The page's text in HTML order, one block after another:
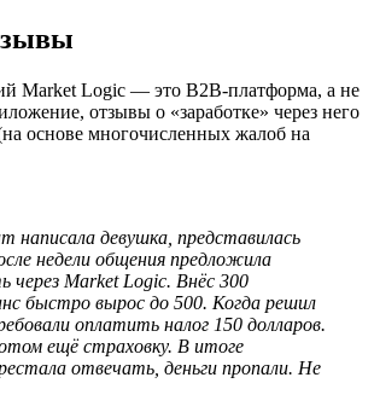
Market Logic — это B2B-платформа, а не
отзывы о «заработке» через него
основе многочисленных жалоб на
написала девушка, представилась
недели общения предложила
через Market Logic. Внёс 300
быстро вырос до 500. Когда решил
оплатить налог 150 долларов.
ещё страховку. В итоге
отвечать, деньги пропали. Не